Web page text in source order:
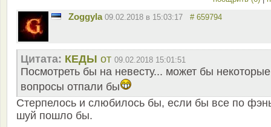
Zoggyla 09.02.2018 в 15:03:17 # 659794
Цитата: КЕДЫ от 09.02.2018 15:01:51
Посмотреть бы на невесту... может бы некоторые
вопросы отпали бы
Стерпелось и слюбилось бы, если бы все по
шуй пошло бы.